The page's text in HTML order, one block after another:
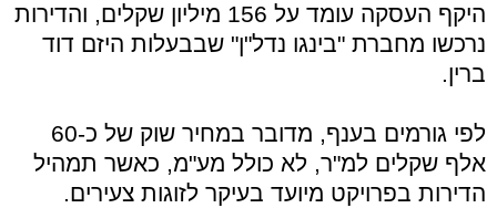
היקף העסקה עומד על 156 מיליון שקלים, והדירות
נרכשו מחברת "בינגו נדל"ן" שבבעלות היזם דוד
ברין.
לפי גורמים בענף, מדובר במחיר שוק של כ-60
אלף שקלים למ"ר, לא כולל מע"מ, כאשר תמהיל
הדירות בפרויקט מיועד בעיקר לזוגות צעירים.